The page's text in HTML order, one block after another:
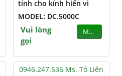
tính cho kính hiển vi
MODEL: DC.5000C
Vui lòng
gọi
MUA
0946.247.536 Ms. Tô Liên